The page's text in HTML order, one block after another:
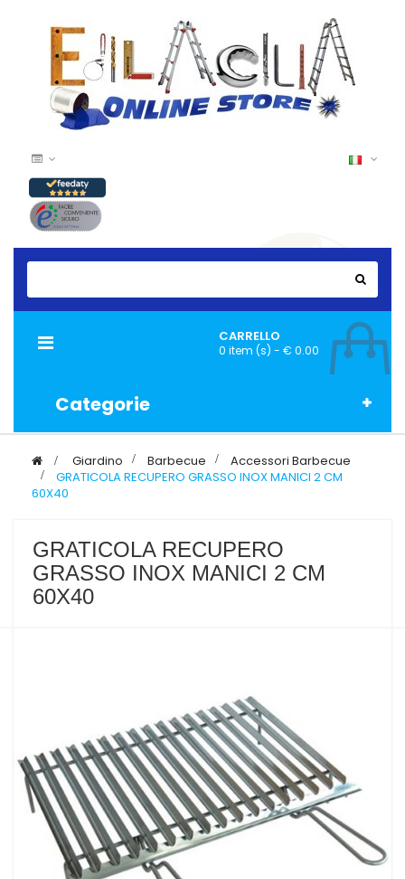
CARRELLO
0 item (s) - € 0.00
Categorie
Navigazione
> Giardino > Barbecue >
Accessori Barbecue
>
GRATICOLA RECUPERO GRASSO INOX MANICI 2 CM
60X40
GRATICOLA RECUPERO
GRASSO INOX MANICI 2 CM
60X40